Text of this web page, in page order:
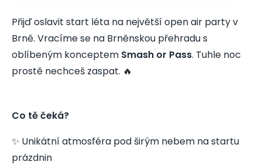
Přijď oslavit start léta na největší open air party v
Brně. Vracíme se na Brněnskou přehradu s
oblíbeným konceptem Smash or Pass. Tuhle noc
prostě nechceš zaspat. 🔥
Co tě čeká?
✨ Unikátní atmosféra pod širým nebem na startu
prázdnin